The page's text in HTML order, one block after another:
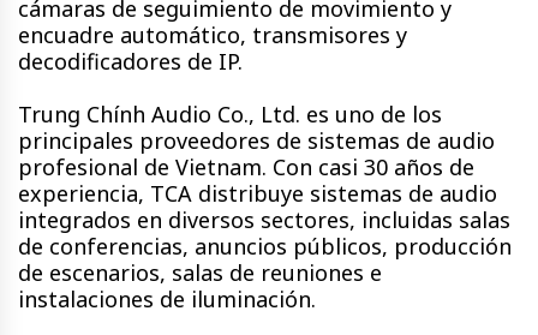
cámaras de seguimiento de movimiento y
encuadre automático, transmisores y
decodificadores de IP.
Trung Chính Audio Co., Ltd. es uno de los
principales proveedores de sistemas de audio
profesional de Vietnam. Con casi 30 años de
experiencia, TCA distribuye sistemas de audio
integrados en diversos sectores, incluidas salas
de conferencias, anuncios públicos, producción
de escenarios, salas de reuniones e
instalaciones de iluminación.